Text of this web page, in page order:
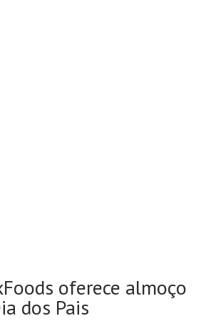
oferece almoço
dos Pais